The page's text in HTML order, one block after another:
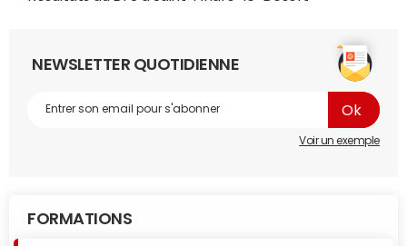
NEWSLETTER QUOTIDIENNE
Voir un exemple
FORMATIONS